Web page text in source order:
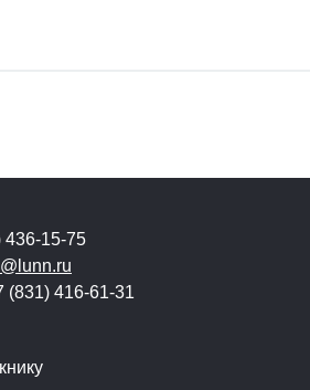
436-15-75
(831) 416-61-31